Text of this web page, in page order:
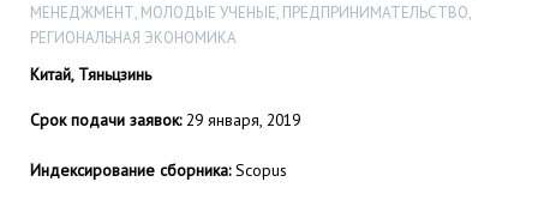
МЕНЕДЖМЕНТ, МОЛОДЫЕ УЧЕНЫЕ, ПРЕДПРИНИМАТЕЛЬСТВО,
РЕГИОНАЛЬНАЯ ЭКОНОМИКА
Китай, Тяньцзинь
Срок подачи заявок:29 января, 2019
Индексирование сборника:Scopus